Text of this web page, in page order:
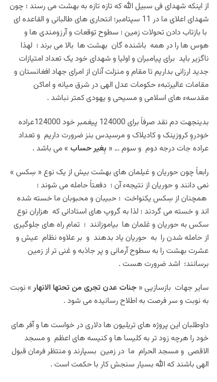
از اینکه شهدای فی سبیل الله که تازه تازه به بهشت می رسند ؛ چون
شهدای اعلای ما در 11 سپتامبر؛ انتحاری های طالبانی و القاعده ای
با بازتاب دادن تحولات زمین ؛ سطوح توقعات و آرزومندی ها و
هوس ها را در همه باشنده گان بهشت ها بالا می برند ؛ لهذا
ناگزیر باید برای پیامبران و اولیا و شهدای خود یک تعداد امتیازات
جدید ارزانی بداریم تا مقام و منزلت آنان از امرای جهاد افغانستان و
مقامات عالیرتبهء حکومات عدل الهی در شرق میانه و اماکن
مقدسهء های اسلامی و مسیحی و یهودی کمتر نباشد .
بدینجهت دم نقد صرفاً برای 124000 پیغمبر خود 124000عراده
خودروِ کروزینک و کادیلاک و مرسیدس بنز ضرورت داریم و تعداد
عراده جات درجه دوم و سوم … « بِغیر حساب » می باشد .
رابعاً چون حوریان و غیلمان های بهشت بیش از یک نوع « سِکس »
نمی دانند و حوریان از نتیجهء آن ؛ دفعتاً حامله می شوند ؛
همچنان از سِکس یکنواخت ؛ حبیبان و محبوبان ما خسته شده
اند و خسته می گردند ؛ لذا به گروپ های استادانی که هزاران نوع
سکس به حوریان و غلمان ها بیاموزانند ؛ تمام راه های جلوگیری
از حامله شدن را به حوریان یاد بدهند و بر علاوه نظام عیش و
عشرت بهشت را به سطوح آرمانی و پر جاذبه و غنی تر از زمین
برسانند؛ اشد ضرورت هست .
سایر جهات بازسازیی « جنات عدن تجری من تحتها الانهار» نوبت
به نوبت و سر فرصت به اطلاح رسانیده می شود .
داوطلبان این پروژه های تریلیون ها دلاری در خواست ها و آفر های
خود را هرچه زود تر به کلیسا ها و کنیسه های اعظم و مسجد
الاقصی و مسجد الحرام ما در زمین بسپارند و منتظر فرمان قبول
الهی باشند که الله بسیار سنجش کار با حکمت است .